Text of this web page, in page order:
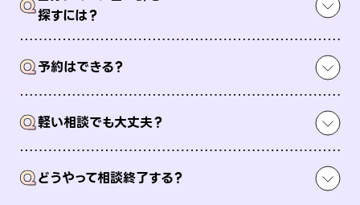
Q探すには？
Q予約はできる？
Q軽い相談でも大丈夫？
Qどうやって相談終了する？